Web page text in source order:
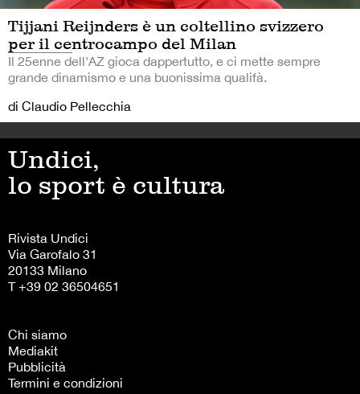
Tijjani Reijnders è un coltellino svizzero
per il centrocampo del Milan
Il 25enne dell'AZ gioca dappertutto, e ci mette sempre
grande dinamismo e una buonissima qualifà.
di Claudio Pellecchia
Undici,
lo sport è cultura
Rivista Undici
Via Garofalo 31
20133 Milano
T +39 02 36504651
Chi siamo
Mediakit
Pubblicità
Termini e condizioni